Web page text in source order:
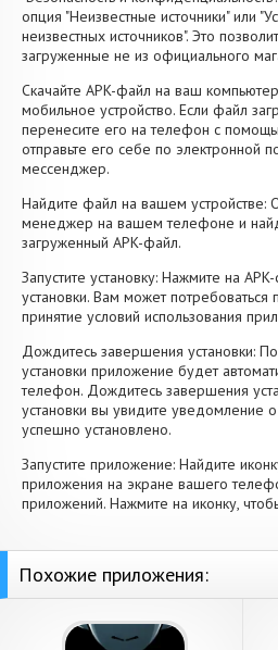
опция "Неизвестные источники" или
неизвестных источников". Это
загруженные не из официального
Скачайте APK-файл на ваш
мобильное устройство. Если файл
перенесите его на телефон с
отправьте его себе по электронной
мессенджер.
Найдите файл на вашем устройстве:
менеджер на вашем телефоне и
загруженный APK-файл.
Запустите установку: Нажмите на
установки. Вам может
принятие условий использования
Дождитесь завершения установки:
установки приложение будет
телефон. Дождитесь завершения
установки вы увидите уведомление
успешно установлено.
Запустите приложение: Найдите
приложения на экране вашего
приложений. Нажмите на иконку,
Похожие приложения: